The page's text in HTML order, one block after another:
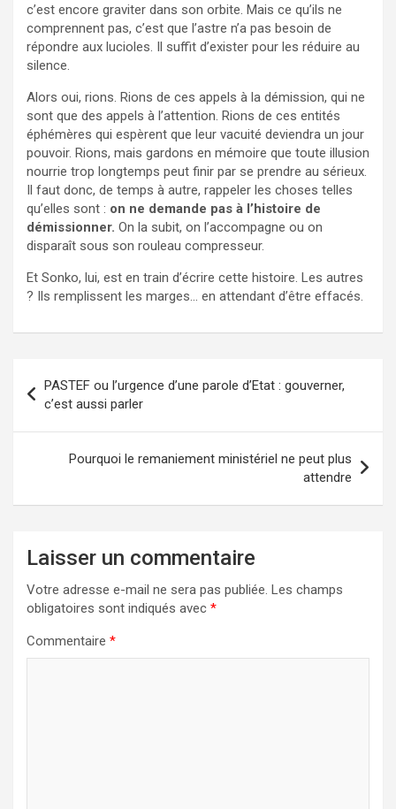
c’est encore graviter dans son orbite. Mais ce qu’ils ne
comprennent pas, c’est que l’astre n’a pas besoin de
répondre aux lucioles. Il suffit d’exister pour les réduire au
silence.
Alors oui, rions. Rions de ces appels à la démission, qui ne
sont que des appels à l’attention. Rions de ces entités
éphémères qui espèrent que leur vacuité deviendra un jour
pouvoir. Rions, mais gardons en mémoire que toute illusion
nourrie trop longtemps peut finir par se prendre au sérieux.
Il faut donc, de temps à autre, rappeler les choses telles
qu’elles sont : on ne demande pas à l’histoire de
démissionner. On la subit, on l’accompagne ou on
disparaît sous son rouleau compresseur.
Et Sonko, lui, est en train d’écrire cette histoire. Les autres
? Ils remplissent les marges… en attendant d’être effacés.
de
l’article
PASTEF ou l’urgence d’une parole d’Etat : gouverner,
c’est aussi parler
Pourquoi le remaniement ministériel ne peut plus
attendre
Laisser un commentaire
Votre adresse e-mail ne sera pas publiée. Les champs
obligatoires sont indiqués avec *
Commentaire *